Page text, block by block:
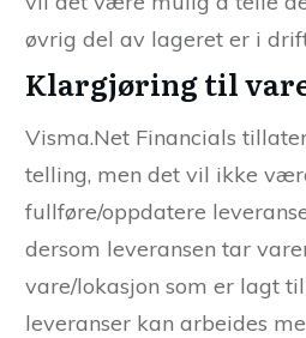
øvrig del av lageret er i
Klargjøring til
Visma.Net Financials
telling, men det vil ikke
fullføre/oppdatere
dersom leveransen tar
vare/lokasjon som er lagt
leveranser kan arbeides